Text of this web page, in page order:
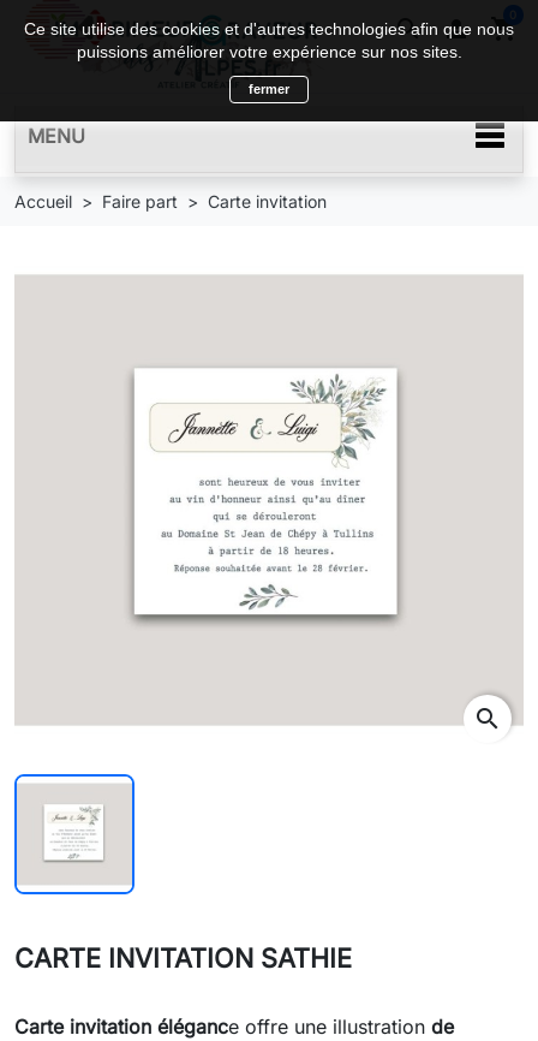
search  shopping_cart
0
MENU
Accueil Faire part Carte invitation
search
CARTE INVITATION SATHIE
Carte invitation élégance offre une illustration de
Ce site utilise des cookies et d'autres technologies afin que nous
puissions améliorer votre expérience sur nos sites.
fermer